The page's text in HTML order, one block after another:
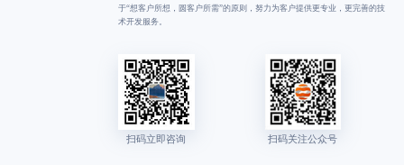
于“想客户所想，圆客户所需”的原则，努力为客户提供更专业，更完善的技
术开发服务。